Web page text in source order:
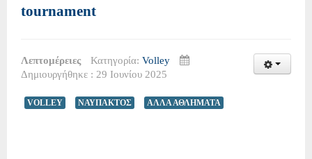
tournament
Λεπτομέρειες Κατηγορία: Volley
Δημιουργήθηκε : 29 Ιουνίου 2025
VOLLEY ΝΑΥΠΑΚΤΟΣ ΑΛΛΑ ΑΘΛΗΜΑΤΑ